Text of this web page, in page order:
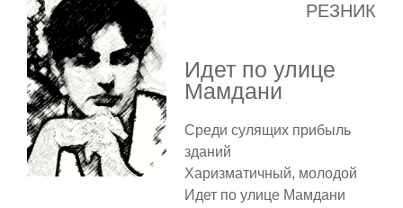
РЕЗНИК
Идет по улице
Мамдани
Среди сулящих прибыль
зданий
Харизматичный, молодой
Идет по улице Мамдани